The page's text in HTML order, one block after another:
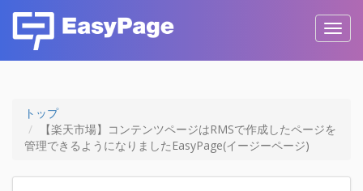
トップ
【楽天市場】コンテンツページはRMSで作成したページを
管理できるようになりましたEasyPage(イージーページ)